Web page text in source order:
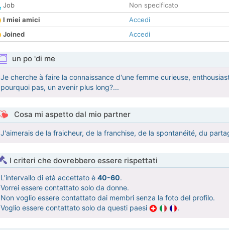
Job
Non specificato
I miei amici
Accedi
Joined
Accedi
un po 'di me
Je cherche à faire la connaissance d'une femme curieuse,
pourquoi pas, un avenir plus long?...
Cosa mi aspetto dal mio partner
J'aimerais de la fraicheur, de la franchise, de la spontanéité, du
I criteri che dovrebbero essere rispettati
L'intervallo di età accettato è 40-60.
Vorrei essere contattato solo da donne.
Non voglio essere contattato dai membri senza la foto del profilo.
Voglio essere contattato solo da questi paesi
.